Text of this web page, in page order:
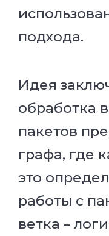
подхода.
Идея
обработка
пакетов
графа, где
это
работы с
ветка –